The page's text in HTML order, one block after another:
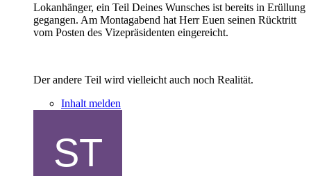
Lokanhänger, ein Teil Deines Wunsches ist bereits in Erüllung
gegangen. Am Montagabend hat Herr Euen seinen Rücktritt
vom Posten des Vizepräsidenten eingereicht.
Der andere Teil wird vielleicht auch noch Realität.
Inhalt melden